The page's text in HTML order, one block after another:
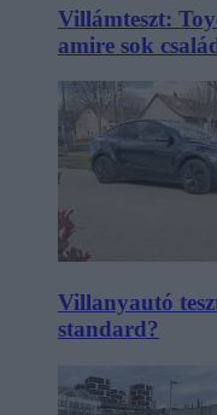
Villámteszt:
amire sok
Villanyautó
standard?